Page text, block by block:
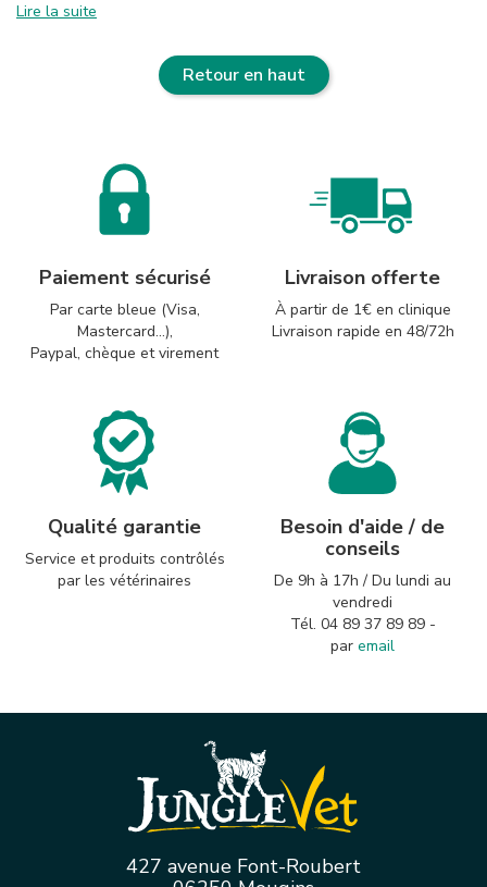
Lire la suite
Retour en haut
Paiement sécurisé
Par carte bleue (Visa,
Mastercard...),
Paypal, chèque et virement
Livraison offerte
À partir de 1€ en clinique
Livraison rapide en 48/72h
Qualité garantie
Service et produits contrôlés
par les vétérinaires
Besoin d'aide / de
conseils
De 9h à 17h / Du lundi au
vendredi
Tél. 04 89 37 89 89 -
par email
427 avenue Font-Roubert